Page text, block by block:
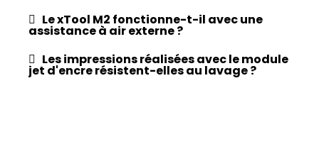
Le xTool M2 fonctionne-t-il avec une
assistance à air externe ?
Les impressions réalisées avec le module
jet d'encre résistent-elles au lavage ?